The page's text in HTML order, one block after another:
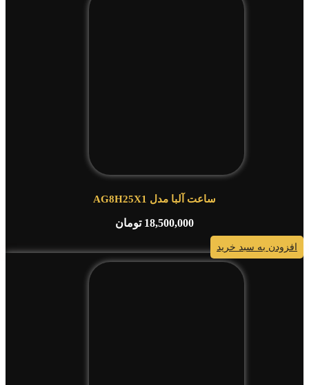
ساعت آلبا مدل AG8H25X1
18,500,000 تومان
افزودن به سبد خرید